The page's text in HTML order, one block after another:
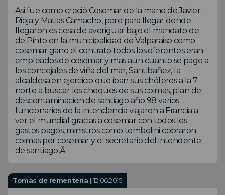
Asi fue como creció Cosemar de la mano de Javier
Rioja y Matias Camacho, pero para llegar donde
llegaron es cosa de averiguar bajo el mandato de
de Pinto en la municipalidad de Valparaiso como
cosemar gano el contrato todos los oferentes eran
empleados de cosemar y mas aun cuanto se pago a
los concejales de viña del mar, Santibañez, la
alcaldesa en ejercicio que iban sus chóferes a la 7
norte a buscar los cheques de sus coimas, plan de
descontaminacion de santiago año 98 varios
funcionarios de la intendencia viajaron a Francia a
ver el mundial gracias a cosemar con todos los
gastos pagos, ministros como tombolini cobraron
coimas por cosemar y el secretario del intendente
de santiago,Â
Tomas de rementeria | 12.06.2015